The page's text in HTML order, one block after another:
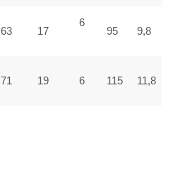
63 17
6
95 9,8
71 19 6 115 11,8